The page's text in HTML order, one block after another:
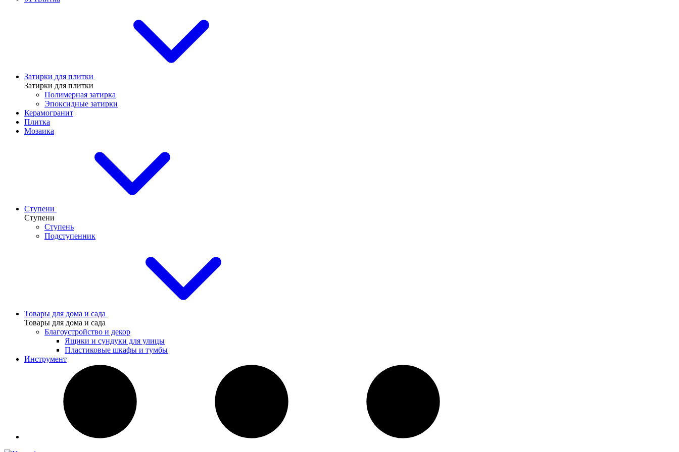
Затирки для плитки
Затирки для плитки
Полимерная затирка
Эпоксидные затирки
Керамогранит
Плитка
Мозаика
Ступени
Ступени
Ступень
Подступенник
Товары для дома и сада
Товары для дома и сада
Благоустройство и декор
Ящики и сундуки для улицы
Пластиковые шкафы и тумбы
Инструмент